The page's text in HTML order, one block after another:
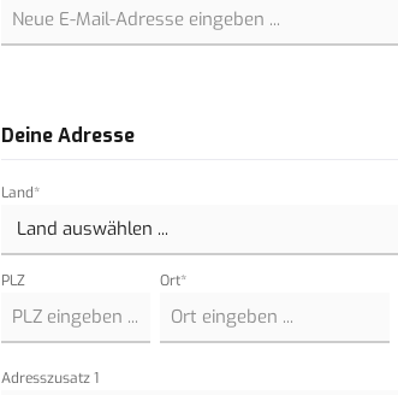
Deine Adresse
Land*
PLZ Ort*
Adresszusatz 1